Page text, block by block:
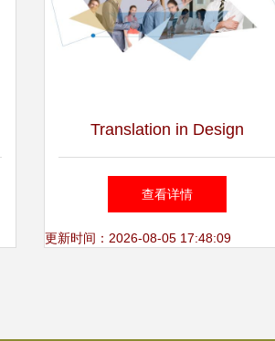
Translation in Design
Services
查看详情
更新时间：2026-08-05 17:48:09